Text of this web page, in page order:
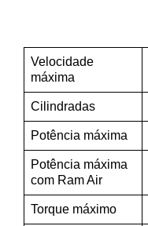
Velocidade
máxima
Cilindradas
Potência máxima
Potência máxima
com Ram Air
Torque máximo